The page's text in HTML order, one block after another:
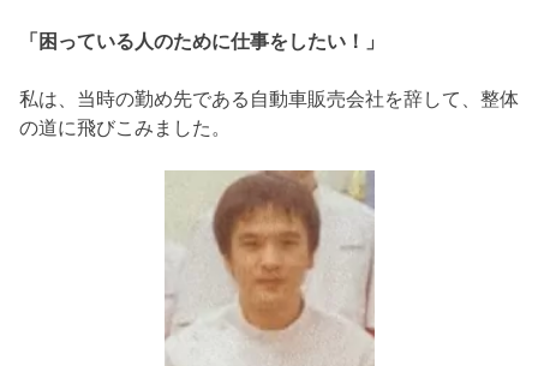
「困っている人のために仕事をしたい！」
私は、当時の勤め先である自動車販売会社を辞して、整体
の道に飛びこみました。